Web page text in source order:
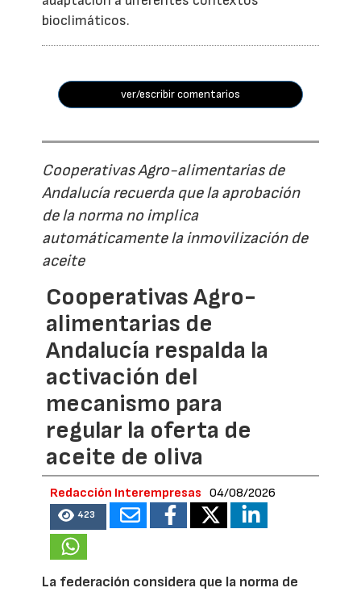
bioclimáticos.
ver/escribir comentarios
Cooperativas Agro-alimentarias de
Andalucía recuerda que la aprobación
de la norma no implica
automáticamente la inmovilización de
aceite
Cooperativas Agro-
alimentarias de
Andalucía respalda la
activación del
mecanismo para
regular la oferta de
aceite de oliva
Redacción Interempresas 04/08/2026
423
La federación considera que la norma de